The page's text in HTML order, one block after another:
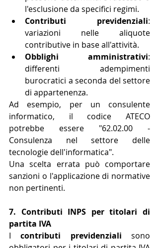
l'esclusione da specifici regimi.
Contributi previdenziali:
variazioni nelle aliquote
contributive in base all'attività.
Obblighi amministrativi:
differenti adempimenti
burocratici a seconda del settore
di appartenenza.
Ad esempio, per un consulente
informatico, il codice ATECO
potrebbe essere "62.02.00 -
Consulenza nel settore delle
tecnologie dell'informatica".
Una scelta errata può comportare
sanzioni o l'applicazione di normative
non pertinenti.
7. Contributi INPS per titolari di
partita IVA
I contributi previdenziali sono